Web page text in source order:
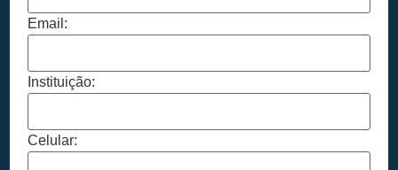
Email:
Instituição:
Celular: